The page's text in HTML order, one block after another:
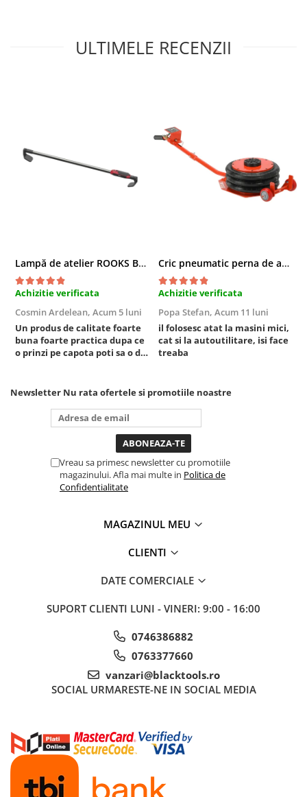
Slefuitoare Pneumatice
Rulmenti,Bucsi si Extractoare
Sistem directie
Cricuri Hidraulice
Surubelnite Si Biti
Truse de biti
Truse de surubelnite
Vulcanizare
Masini de dejantat roti
Piese de schimb
Scule Vulcanizare
Truse de scule si accesorii
Truse si accesorii 1/2
Truse si Accesorii 1/4
Truse si Accesorii 3/8
Truse si acesorii de impact
Accesorii de impact 3/4
Truse de biti de impact
Tubulare de impact 1/2
Tubulare de impact 3/4
Tubulare 1/2 bihexagonale
Tubulare 1/2 hexagonale
Tubulare 1/4
Tubulare 3/4
ULTIMELE RECENZII
Lampă de atelier ROOKS B2 HYBRID pentru capotă, 2000 lumeni, 5000 mAh
Achizitie verificata
Cosmin Ardelean, Acum 5 luni
Un produs de calitate foarte
buna foarte practica dupa ce
o prinzi pe capota poti sa o dai
puternica si de la baterie care
tine destul de mult dar daca o
bagi la priza nu mai ai treaba
toata ziua ,ce...
Cric pneumatic perna de aer cu inaltator 6T
Achizitie verificata
Popa Stefan, Acum 11 luni
il folosesc atat la masini mici,
cat si la autoutilitare, isi face
treaba
Newsletter Nu rata ofertele si promotiile noastre
Vreau sa primesc newsletter cu promotiile
magazinului. Afla mai multe in Politica de
Confidentialitate
MAGAZINUL MEU
CLIENTI
DATE COMERCIALE
SUPORT CLIENTI LUNI - VINERI: 9:00 - 16:00
0746386882
0763377660
vanzari@blacktools.ro
SOCIAL URMARESTE-NE IN SOCIAL MEDIA